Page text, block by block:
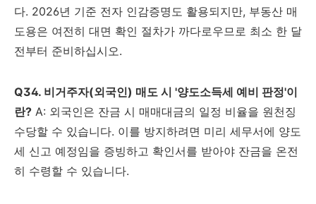
다. 2026년 기준 전자 인감증명도 활용되지만, 부동산 매
도용은 여전히 대면 확인 절차가 까다로우므로 최소 한 달
전부터 준비하십시오.
Q34. 비거주자(외국인) 매도 시 '양도소득세 예비 판정'이
란? A: 외국인은 잔금 시 매매대금의 일정 비율을 원천징
수당할 수 있습니다. 이를 방지하려면 미리 세무서에 양도
세 신고 예정임을 증빙하고 확인서를 받아야 잔금을 온전
히 수령할 수 있습니다.